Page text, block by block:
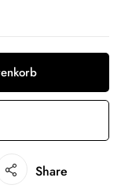
Share